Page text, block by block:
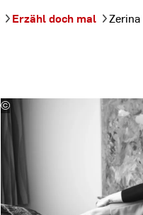
Erzähl doch mal
©
Helge
Horn